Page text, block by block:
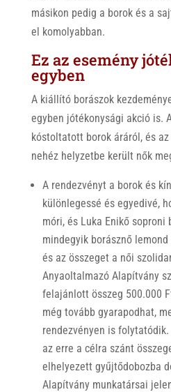
másikon pedig a borok és a
el komolyabban.
Ez az esemény
egyben
A kiállító borászok
egyben jótékonysági akció is.
kóstoltatott borok áráról, és
nehéz helyzetbe került nők
A rendezvényt a borok és
különlegessé és egyedivé,
móri, és Luka Enikő soproni
mindegyik borásznő
és az összeget a női
Anyaoltalmazó Alapítvány
felajánlott összeg 500.000
még tovább gyarapodhat,
rendezvényen is
az erre a célra szánt
elhelyezett gyűjtődobozba
Alapítvány munkatársai